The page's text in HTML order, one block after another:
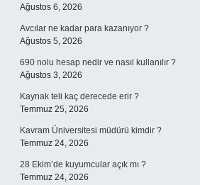
Ağustos 6, 2026
Avcılar ne kadar para kazanıyor ?
Ağustos 5, 2026
690 nolu hesap nedir ve nasıl kullanılır ?
Ağustos 3, 2026
Kaynak teli kaç derecede erir ?
Temmuz 25, 2026
Kavram Üniversitesi müdürü kimdir ?
Temmuz 24, 2026
28 Ekim’de kuyumcular açık mı ?
Temmuz 24, 2026